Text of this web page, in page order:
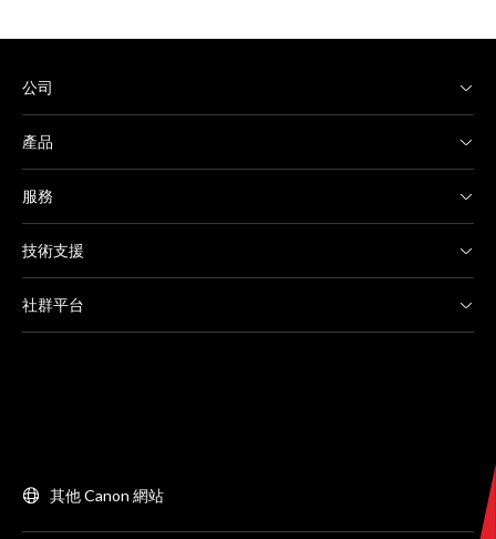
公司
產品
服務
技術支援
社群平台
其他 Canon 網站